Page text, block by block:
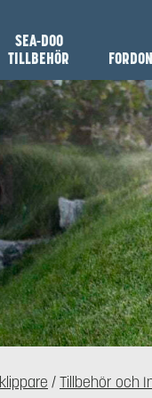
SEA-DOO
TILLBEHÖR
/Tillbehör och